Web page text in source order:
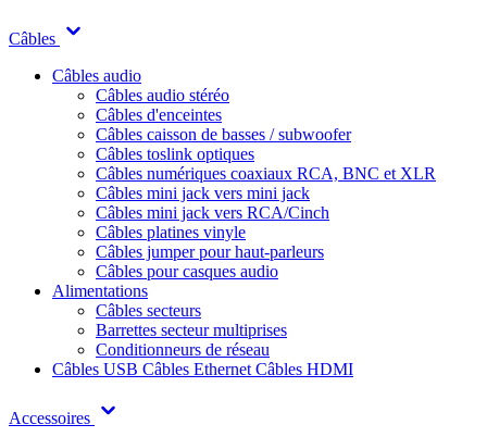
Câbles
Câbles audio
Câbles audio stéréo
Câbles d'enceintes
Câbles caisson de basses / subwoofer
Câbles toslink optiques
Câbles numériques coaxiaux RCA, BNC et XLR
Câbles mini jack vers mini jack
Câbles mini jack vers RCA/Cinch
Câbles platines vinyle
Câbles jumper pour haut-parleurs
Câbles pour casques audio
Alimentations
Câbles secteurs
Barrettes secteur multiprises
Conditionneurs de réseau
Câbles USB Câbles Ethernet Câbles HDMI
Accessoires